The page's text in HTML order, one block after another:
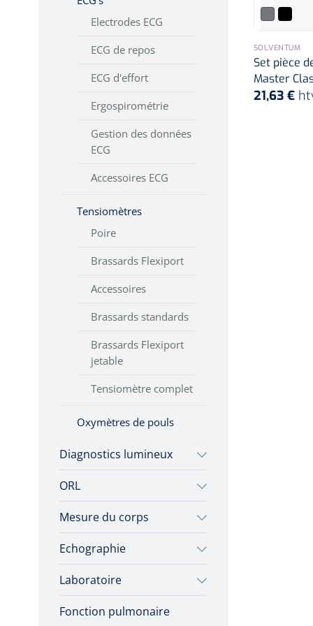
valeurs
numériques et
Audio
Affichage audio et
FHR
FHR avec audio,
valeurs
tracé
vasculaires
Electrodes ECG
ECG de repos
ECG d'effort
Ergospirométrie
Gestion des données
ECG
Accessoires ECG
Tensiomètres
Poire
Brassards Flexiport
Accessoires
Brassards standards
Brassards Flexiport
jetable
Tensiomètre complet
Oxymètres de pouls
Diagnostics lumineux
Colposcopes
Accessoires
Ampoules de
rechange
proctoscopes
ORL
Laryngoscopes
Lames
Poignées
Accessoires
Mesure du corps
Equipement
autodiagnostique
Thermomètres
Thermomètres
Echographie
Accessoires Echographie
Echographes
Laboratoire
Glucomètres
Fonction pulmonaire
SOLVENTUM
Set pièce
Master
21,63 €